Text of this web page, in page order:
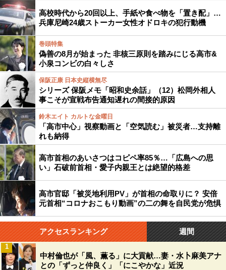
高校時代から20回以上、手紙や食べ物を「置き配」…
兵庫尼崎24歳ストーカー女性オドロキの犯行動機
巻頭特集
偽善の8月が始まった 非核三原則を踏みにじる高市&
小泉コンビの白々しさ
保阪正康 日本史縦横無尽
シリーズ 保阪メモ「昭和史余話」（12）松岡外相人
事こそが宣戦布告通知遅れの間接的原因
鈴木エイト カルトな金曜日
「高市中心」視察動画と「空気読む」被災者…支持離
れも納得
高市首相のあいさつはコピペ率85％…「広島への思
い」石破前首相・愛子内親王とは絶望的格差
高市官邸「被災地利用PV」が首相の命取りに？ 安倍
元首相“コロナおこもり動画”の二の舞を自民党が危惧
アクセスランキング 週間
中村倫也が「風、薫る」に大貢献…妻・水卜麻美アナ
との「ずっと仲良く」「にこやかな」近況
1